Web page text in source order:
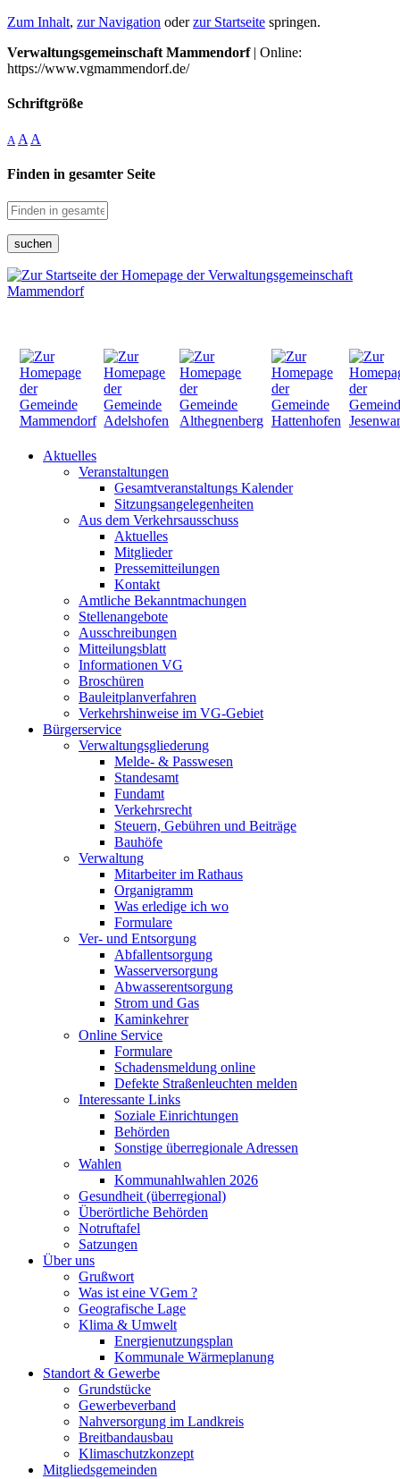
Zum Inhalt, zur Navigation oderzur Startseite springen.
Verwaltungsgemeinschaft Mammendorf| Online:
https://www.vgmammendorf.de/
Schriftgröße
A A A
Finden in gesamter Seite
suchen
Aktuelles
Veranstaltungen
Gesamtveranstaltungs Kalender
Sitzungsangelegenheiten
Aus dem Verkehrsausschuss
Aktuelles
Mitglieder
Pressemitteilungen
Kontakt
Amtliche Bekanntmachungen
Stellenangebote
Ausschreibungen
Mitteilungsblatt
Informationen VG
Broschüren
Bauleitplanverfahren
Verkehrshinweise im VG-Gebiet
Bürgerservice
Verwaltungsgliederung
Melde- & Passwesen
Standesamt
Fundamt
Verkehrsrecht
Steuern, Gebühren und Beiträge
Bauhöfe
Verwaltung
Mitarbeiter im Rathaus
Organigramm
Was erledige ich wo
Formulare
Ver- und Entsorgung
Abfallentsorgung
Wasserversorgung
Abwasserentsorgung
Strom und Gas
Kaminkehrer
Online Service
Formulare
Schadensmeldung online
Defekte Straßenleuchten melden
Interessante Links
Soziale Einrichtungen
Behörden
Sonstige überregionale Adressen
Wahlen
Kommunahlwahlen 2026
Gesundheit (überregional)
Überörtliche Behörden
Notruftafel
Satzungen
Über uns
Grußwort
Was ist eine VGem ?
Geografische Lage
Klima & Umwelt
Energienutzungsplan
Kommunale Wärmeplanung
Standort & Gewerbe
Grundstücke
Gewerbeverband
Nahversorgung im Landkreis
Breitbandausbau
Klimaschutzkonzept
Mitgliedsgemeinden